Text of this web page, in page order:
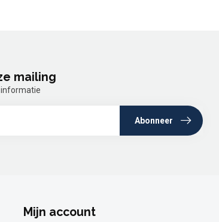
mailing
informatie
Abonneer
Mijn account